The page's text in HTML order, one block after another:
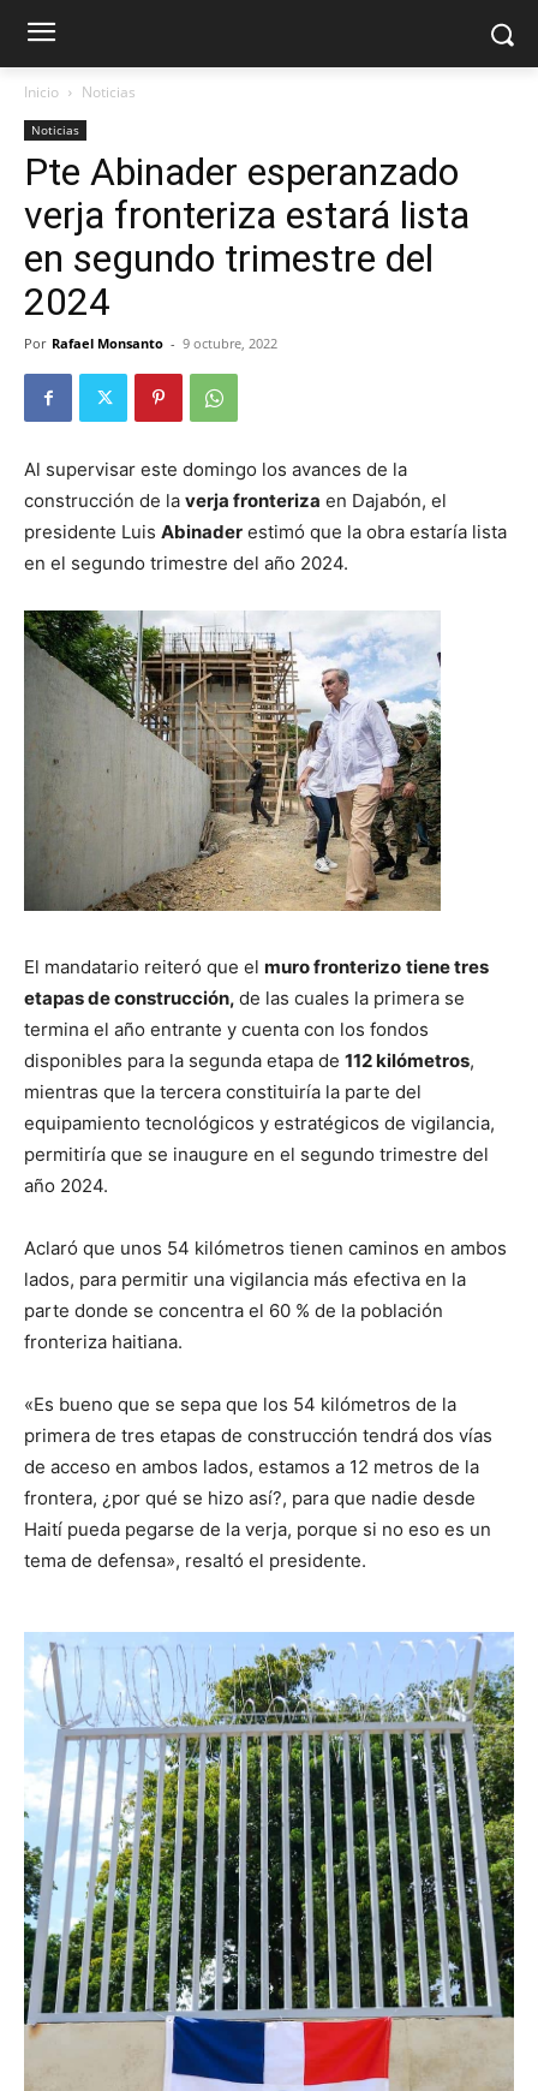
Inicio Noticias
Noticias
Pte Abinader esperanzado
verja fronteriza estará lista
en segundo trimestre del
2024
Por Rafael Monsanto - 9 octubre, 2022
Al supervisar este domingo los avances de la
construcción de la verja fronteriza en Dajabón, el
presidente Luis Abinader estimó que la obra estaría lista
en el segundo trimestre del año 2024.
El mandatario reiteró que el muro fronterizo tiene tres
etapas de construcción, de las cuales la primera se
termina el año entrante y cuenta con los fondos
disponibles para la segunda etapa de 112 kilómetros,
mientras que la tercera constituiría la parte del
equipamiento tecnológicos y estratégicos de vigilancia,
permitiría que se inaugure en el segundo trimestre del
año 2024.
Aclaró que unos 54 kilómetros tienen caminos en ambos
lados, para permitir una vigilancia más efectiva en la
parte donde se concentra el 60 % de la población
fronteriza haitiana.
«Es bueno que se sepa que los 54 kilómetros de la
primera de tres etapas de construcción tendrá dos vías
de acceso en ambos lados, estamos a 12 metros de la
frontera, ¿por qué se hizo así?, para que nadie desde
Haití pueda pegarse de la verja, porque si no eso es un
tema de defensa», resaltó el presidente.